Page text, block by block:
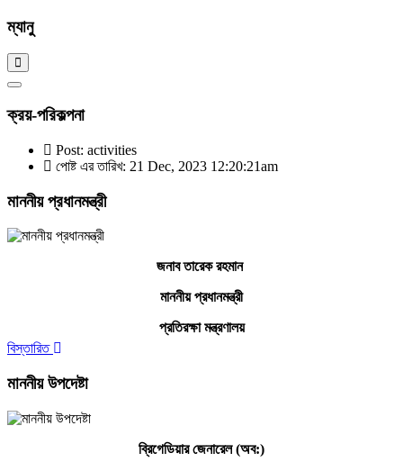
ম্যানু
ক্রয়-পরিকল্পনা
Post: activities
পোষ্ট এর তারিখ: 21 Dec, 2023 12:20:21am
মাননীয় প্রধানমন্ত্রী
জনাব তারেক রহমান
মাননীয় প্রধানমন্ত্রী
প্রতিরক্ষা মন্ত্রণালয়
বিস্তারিত
মাননীয় উপদেষ্টা
ব্রিগেডিয়ার জেনারেল (অব:)